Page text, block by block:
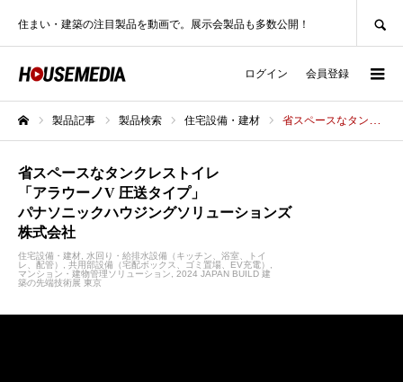
住まい・建築の注目製品を動画で。展示会製品も多数公開！
ログイン 会員登録
製品記事 製品検索 住宅設備・建材 省スペースなタンクレストイレ「アラウーノV 圧送タイプ」パナソニックハウジングソリューションズ株式会社
省スペースなタンクレストイレ
「アラウーノV 圧送タイプ」
パナソニックハウジングソリューションズ
株式会社
住宅設備・建材 水回り・給排水設備（キッチン、浴室、トイ
レ、配管）
共用部設備（宅配ボックス、ゴミ置場、EV充電）
マンション・建物管理ソリューション
2024 JAPAN BUILD 建
築の先端技術展 東京